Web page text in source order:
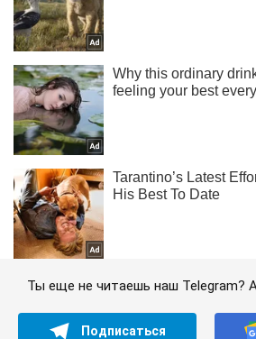
Ты еще не читаешь наш Telegram?
Подписаться